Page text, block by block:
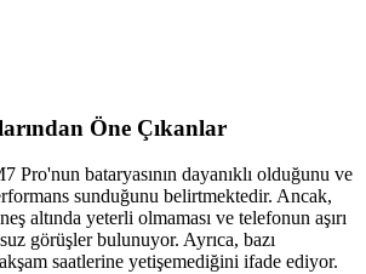
Öne Çıkanlar
Pro'nun bataryasının dayanıklı olduğunu ve
sunduğunu belirtmektedir. Ancak,
altında yeterli olmaması ve telefonun aşırı
görüşler bulunuyor. Ayrıca, bazı
saatlerine yetişemediğini ifade ediyor.